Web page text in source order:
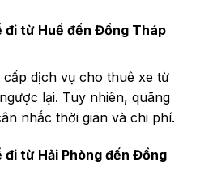
từ Huế đến Đồng Tháp
dịch vụ cho thuê xe từ
lại. Tuy nhiên, quãng
nhắc thời gian và chi phí.
từ Hải Phòng đến Đồng